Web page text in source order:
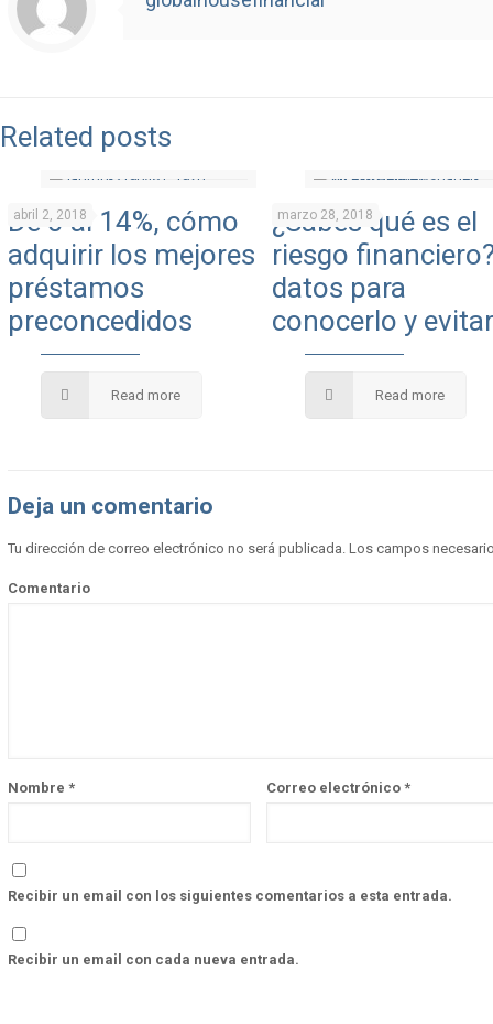
Related posts
abril 2, 2018
De 0 al 14%, cómo
adquirir los mejores
préstamos
preconcedidos
Read more
marzo 28, 2018
¿Sabes qué es el
riesgo
datos para
conocerlo y
Read more
Deja un comentario
Tu dirección de correo electrónico no será publicada. Los campos
Comentario
Nombre* Correo electrónico*
Recibir un email con los siguientes comentarios a esta entrada.
Recibir un email con cada nueva entrada.